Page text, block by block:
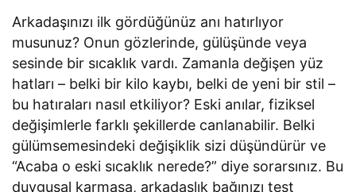
Arkadaşınızı ilk gördüğünüz anı hatırlıyor
musunuz? Onun gözlerinde, gülüşünde veya
sesinde bir sıcaklık vardı. Zamanla değişen yüz
hatları – belki bir kilo kaybı, belki de yeni bir stil –
bu hatıraları nasıl etkiliyor? Eski anılar, fiziksel
değişimlerle farklı şekillerde canlanabilir. Belki
gülümsemesindeki değişiklik sizi düşündürür ve
“Acaba o eski sıcaklık nerede?” diye sorarsınız. Bu
duygusal karmaşa, arkadaşlık bağınızı test